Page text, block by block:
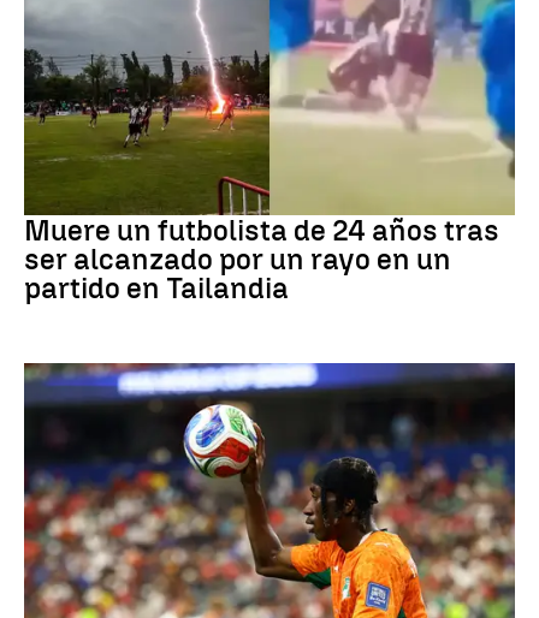
Muere un futbolista de 24 años tras
ser alcanzado por un rayo en un
partido en Tailandia